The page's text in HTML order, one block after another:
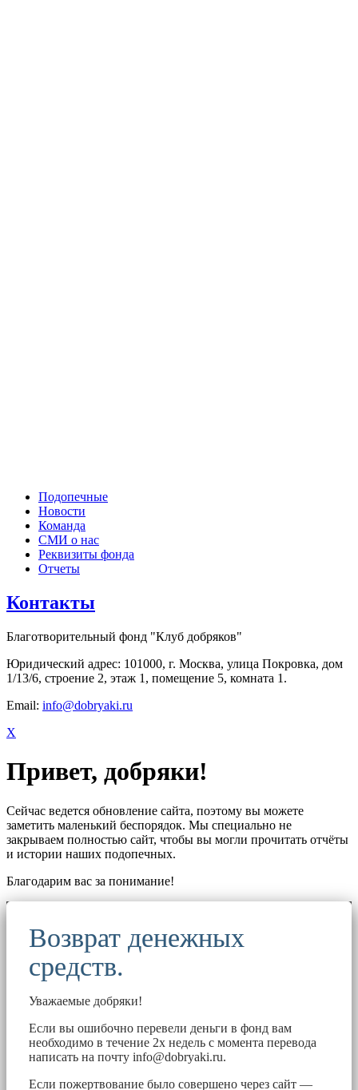
Подопечные
Новости
Команда
СМИ о нас
Реквизиты фонда
Отчеты
Контакты
Благотворительный фонд "Клуб добряков"
Юридический адрес: 101000, г. Москва, улица Покровка, дом
1/13/6, строение 2, этаж 1, помещение 5, комната 1.
Email: info@dobryaki.ru
X
Привет, добряки!
Сейчас ведется обновление сайта, поэтому вы можете
заметить маленький беспорядок. Мы специально не
закрываем полностью сайт, чтобы вы могли прочитать отчёты
и истории наших подопечных.
Благодарим вас за понимание!
Возврат денежных
средств.
Уважаемые добряки!
Если вы ошибочно перевели деньги в фонд вам
необходимо в течение 2х недель с момента перевода
написать на почту info@dobryaki.ru.
Если пожертвование было совершено через сайт —